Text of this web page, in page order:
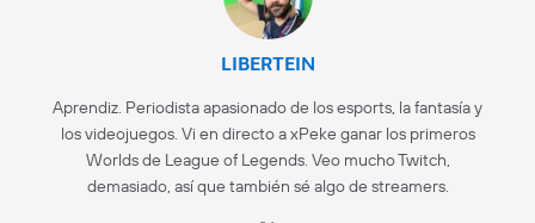
LIBERTEIN
Aprendiz. Periodista apasionado de los esports, la fantasía y
los videojuegos. Vi en directo a xPeke ganar los primeros
Worlds de League of Legends. Veo mucho Twitch,
demasiado, así que también sé algo de streamers.